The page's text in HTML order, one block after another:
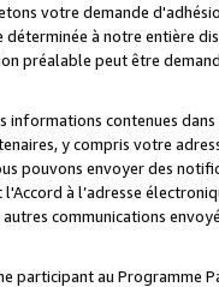
votre demande
à notre entière
préalable peut être
informations contenues
y compris votre
pouvons envoyer des
à l’adresse
communications
participant au